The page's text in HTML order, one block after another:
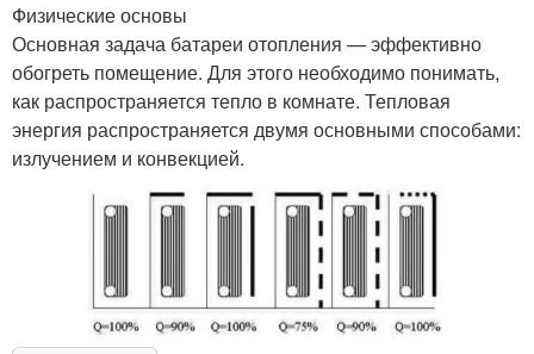
Физические основы
Основная задача батареи отопления — эффективно
обогреть помещение. Для этого необходимо понимать,
как распространяется тепло в комнате. Тепловая
энергия распространяется двумя основными способами:
излучением и конвекцией.